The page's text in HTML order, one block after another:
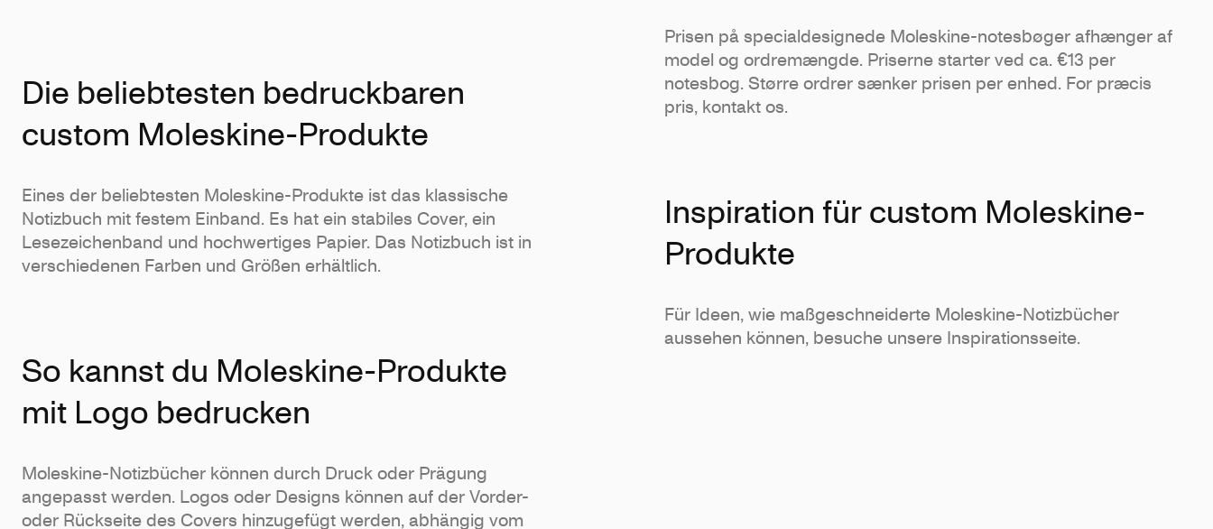
Die beliebtesten bedruckbaren
custom Moleskine-Produkte
Eines der beliebtesten Moleskine-Produkte ist das klassische
Notizbuch mit festem Einband. Es hat ein stabiles Cover, ein
Lesezeichenband und hochwertiges Papier. Das Notizbuch ist in
verschiedenen Farben und Größen erhältlich.
So kannst du Moleskine-Produkte
mit Logo bedrucken
Moleskine-Notizbücher können durch Druck oder Prägung
angepasst werden. Logos oder Designs können auf der Vorder-
oder Rückseite des Covers hinzugefügt werden, abhängig vom
Prisen på specialdesignede Moleskine-notesbøger afhænger af
model og ordremængde. Priserne starter ved ca. €13 per
notesbog. Større ordrer sænker prisen per enhed. For præcis
pris, kontakt os.
Inspiration für custom Moleskine-
Produkte
Für Ideen, wie maßgeschneiderte Moleskine-Notizbücher
aussehen können, besuche unsere Inspirationsseite.